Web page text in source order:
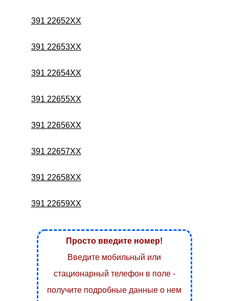
391 22652XX
391 22653XX
391 22654XX
391 22655XX
391 22656XX
391 22657XX
391 22658XX
391 22659XX
Просто введите номер!
Введите мобильный или
стационарный телефон в поле -
получите подробные данные о нем